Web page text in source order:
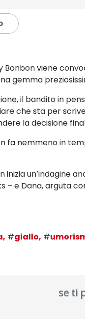
viene
gemma
il bandito in
che sta per
la decisione
fa nemmeno in
inizia un’indagine
– e Dana, arguta
#giallo, #
se ti